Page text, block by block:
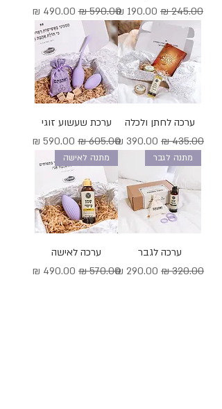
מחיר רגיל
מחיר מבצעמחיר רגיל‏590.00 ‏₪ מחיר מבצע
ערכה לחתן ולכלה
מחיר רגיל
מחיר מבצע
ערכת שעשוע זוגי
מחיר רגיל
מחיר מבצע
מתנה לגבר
ערכה לגבר
מחיר רגיל
מחיר מבצע
מתנה לאישה
ערכה לאישה
מחיר רגיל מחיר מבצע